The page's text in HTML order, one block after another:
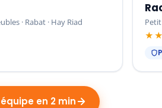
· Rabat · Hay Riad
en 2 min